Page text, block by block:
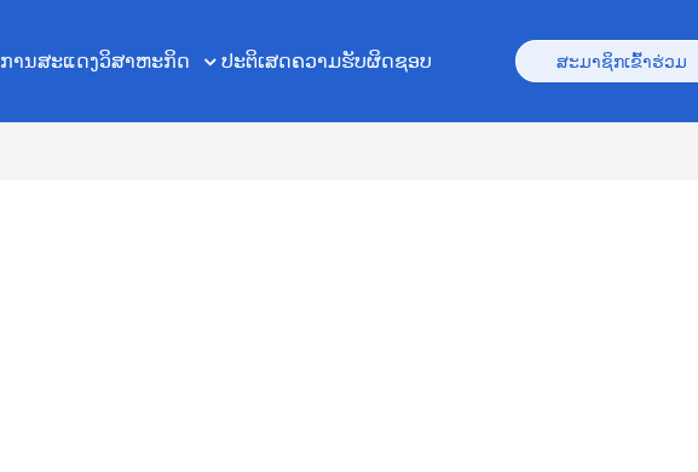
ການສະແດງວິສາຫະກິດ ປະຕິເສດຄວາມຮັບຜິດຊອບ ສະມາຊິກເຂົ້າຮ່ວມ